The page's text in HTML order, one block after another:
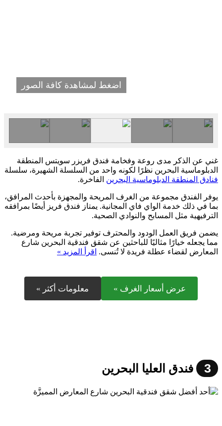
اضغط لمشاهدة كافة الصور
غني عن الذكر مدى روعة وفخامة فندق فريزر سويتس المنطقة
الدبلوماسية البحرين نظرًا لكونه واحد من السلسلة الشهيرة، سلسلة
فنادق المنطقة الدبلوماسية البحرين الفاخرة.
يوفر الفندق مجموعة من الغرف المريحة والمجهزة بأحدث المرافق،
بما في ذلك خدمة الواي فاي المجانية. يمتاز فندق فريز أيضًا بمرافقه
الترفيهية مثل المسابح والنوادي الصحية.
يضمن فريق العمل الودود والمحترف توفير تجربة مريحة ومرضية.
مما يجعله خيارًا مثاليًا للباحثين عن شقق فندقية البحرين شارع
المعارض لقضاء عطلة فريدة لا تُنسى. اقرأ المزيد »
عرض أسعار الغرف » معلومات أكثر »
3 فندق العليا البحرين